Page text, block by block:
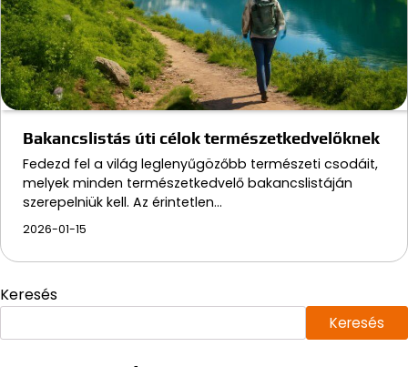
Bakancslistás úti célok természetkedvelőknek
Fedezd fel a világ leglenyűgözőbb természeti csodáit,
melyek minden természetkedvelő bakancslistáján
szerepelniük kell. Az érintetlen…
2026-01-15
Keresés
Keresés